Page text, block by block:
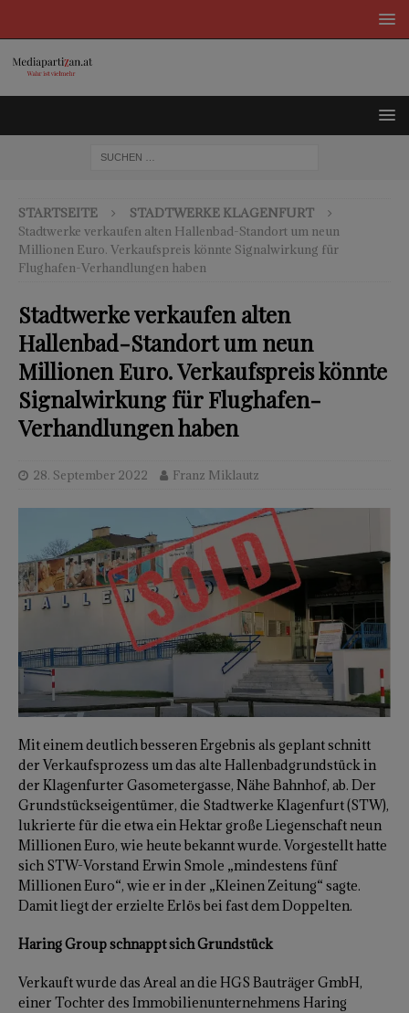
STARTSEITE
STADTWERKE KLAGENFURT
Stadtwerke verkaufen alten Hallenbad-Standort um neun
Millionen Euro. Verkaufspreis könnte Signalwirkung für
Flughafen-Verhandlungen haben
Stadtwerke verkaufen alten
Hallenbad-Standort um neun
Millionen Euro. Verkaufspreis könnte
Signalwirkung für Flughafen-
Verhandlungen haben
28. September 2022 Franz Miklautz
Mit einem deutlich besseren Ergebnis als geplant schnitt
der Verkaufsprozess um das alte Hallenbadgrundstück in
der Klagenfurter Gasometergasse, Nähe Bahnhof, ab. Der
Grundstückseigentümer, die Stadtwerke Klagenfurt (STW),
lukrierte für die etwa ein Hektar große Liegenschaft neun
Millionen Euro, wie heute bekannt wurde. Vorgestellt hatte
sich STW-Vorstand Erwin Smole „mindestens fünf
Millionen Euro“, wie er in der „Kleinen Zeitung“ sagte.
Damit liegt der erzielte Erlös bei fast dem Doppelten.
Haring Groupschnappt sich Grundstück
Verkauft wurde das Areal an die HGS Bauträger GmbH,
einer Tochter des Immobilienunternehmens Haring